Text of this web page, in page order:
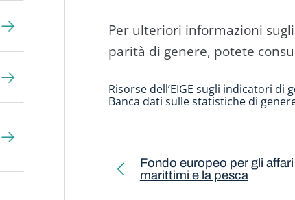
Per ulteriori informazioni
parità di genere, potete
Risorse dell’EIGE sugli indicatori di
Banca dati sulle statistiche di
Toolkit pagination
Fondo europeo per gli affari
marittimi e la pesca